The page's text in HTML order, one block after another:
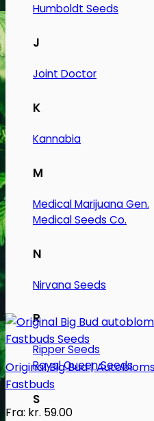
Humboldt Seeds
J
Joint Doctor
K
Kannabia
M
Medical Marijuana Gen.
Medical Seeds Co.
N
Nirvana Seeds
R
Ripper Seeds
Royal Queen Seeds
S
var:
er:
Original Big Bud |
Fastbuds
Fra: kr. 59.00